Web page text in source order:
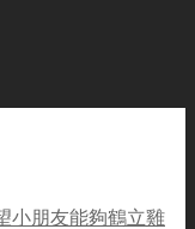
小朋友能夠鶴立雞